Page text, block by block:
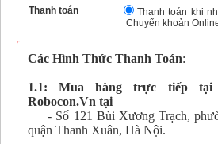
Thanh toán
Thanh toán
Chuyển khoản
Các Hình Thức Thanh Toán:
1.1: Mua hàng trực tiếp tại
Robocon.Vn tại
- Số 121 Bùi Xương Trạch,
quận Thanh Xuân, Hà Nội.